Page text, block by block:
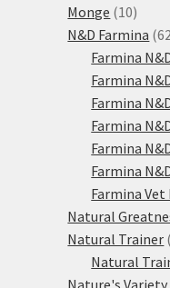
Monge 1010
N&D Farmina 62
Farmina
Farmina
Farmina
Farmina
Farmina
Farmina
Farmina Vet
Natural
Natural Trainer
Natural
Nature's Variety